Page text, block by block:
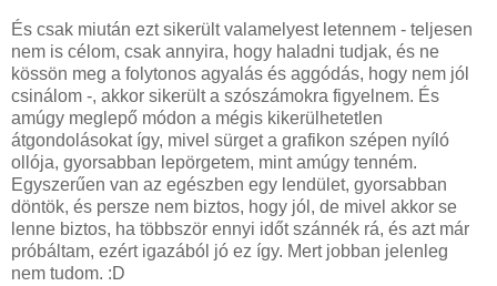
És csak miután ezt sikerült valamelyest letennem - teljesen
nem is célom, csak annyira, hogy haladni tudjak, és ne
kössön meg a folytonos agyalás és aggódás, hogy nem jól
csinálom -, akkor sikerült a szószámokra figyelnem. És
amúgy meglepő módon a mégis kikerülhetetlen
átgondolásokat így, mivel sürget a grafikon szépen nyíló
ollója, gyorsabban lepörgetem, mint amúgy tenném.
Egyszerűen van az egészben egy lendület, gyorsabban
döntök, és persze nem biztos, hogy jól, de mivel akkor se
lenne biztos, ha többször ennyi időt szánnék rá, és azt már
próbáltam, ezért igazából jó ez így. Mert jobban jelenleg
nem tudom. :D